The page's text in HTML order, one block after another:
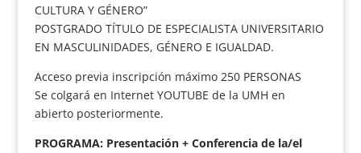
CULTURA Y GÉNERO”
POSTGRADO TÍTULO DE ESPECIALISTA UNIVERSITARIO
EN MASCULINIDADES, GÉNERO E IGUALDAD.
Acceso previa inscripción máximo 250 PERSONAS
Se colgará en Internet YOUTUBE de la UMH en
abierto posteriormente.
PROGRAMA: Presentación + Conferencia de la/el